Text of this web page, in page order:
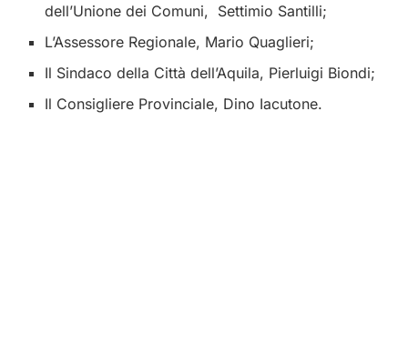
dell’Unione dei Comuni, Settimio Santilli;
L’Assessore Regionale, Mario Quaglieri;
Il Sindaco della Città dell’Aquila, Pierluigi Biondi;
Il Consigliere Provinciale, Dino Iacutone.